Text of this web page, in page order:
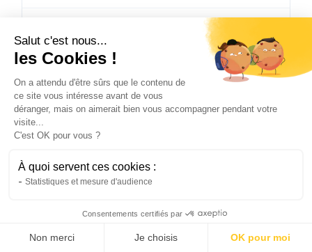
✓ Inclus
Surconsommation, fuite et réparation
✕
✓ Inclus
Salut c'est nous...
les Cookies !
On a attendu d'être sûrs que le contenu de
ce site vous intéresse avant de vous
déranger, mais on aimerait bien vous accompagner pendant votre
visite...
C'est OK pour vous ?
À quoi servent ces cookies :
Statistiques et mesure d'audience
Consentements certifiés par
Non merci Je choisis OK pour moi